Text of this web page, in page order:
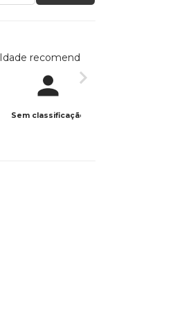
Idade recomendada
Sem classificação